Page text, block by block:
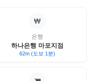
은행
하나은행 마포지점
62m (도보 1분)